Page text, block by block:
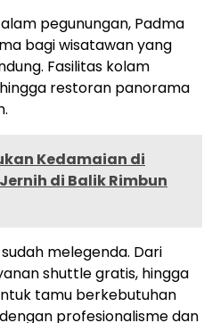
pegunungan, Padma
bagi wisatawan yang
Fasilitas kolam
restoran panorama
Kedamaian di
di Balik Rimbun
melegenda. Dari
shuttle gratis, hingga
tamu berkebutuhan
profesionalisme dan